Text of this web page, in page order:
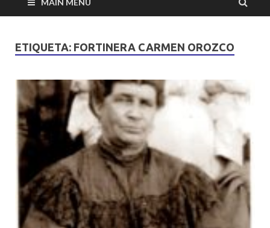
MAIN MENU
ETIQUETA: FORTINERA CARMEN OROZCO